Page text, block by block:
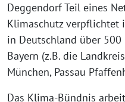
Deggendorf Teil eines
Klimaschutz verpflichtet
in Deutschland über
Bayern (z.B. die
München, Passau
Das Klima-Bündnis